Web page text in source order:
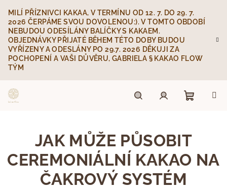
obsah
MILÍ PŘÍZNIVCI KAKAA, V TERMÍNU OD 12. 7. DO 29. 7.
2026 ČERPÁME SVOU DOVOLENOU:). V TOMTO OBDOBÍ
NEBUDOU ODESÍLÁNY BALÍČKY S KAKAEM.
OBJEDNÁVKY PŘIJATÉ BĚHEM TÉTO DOBY BUDOU
VYŘÍZENY A ODESLÁNY PO 29.7. 2026 DĚKUJI ZA
POCHOPENÍ A VAŠI DŮVĚRU, GABRIELA § KAKAO FLOW
TÝM
košík
JAK MŮŽE PŮSOBIT
CEREMONIÁLNÍ KAKAO NA
ČAKROVÝ SYSTÉM